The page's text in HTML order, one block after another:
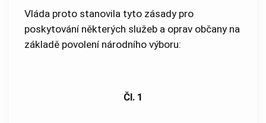
Vláda proto stanovila tyto zásady pro
poskytování některých služeb a oprav občany na
základě povolení národního výboru:
Čl. 1